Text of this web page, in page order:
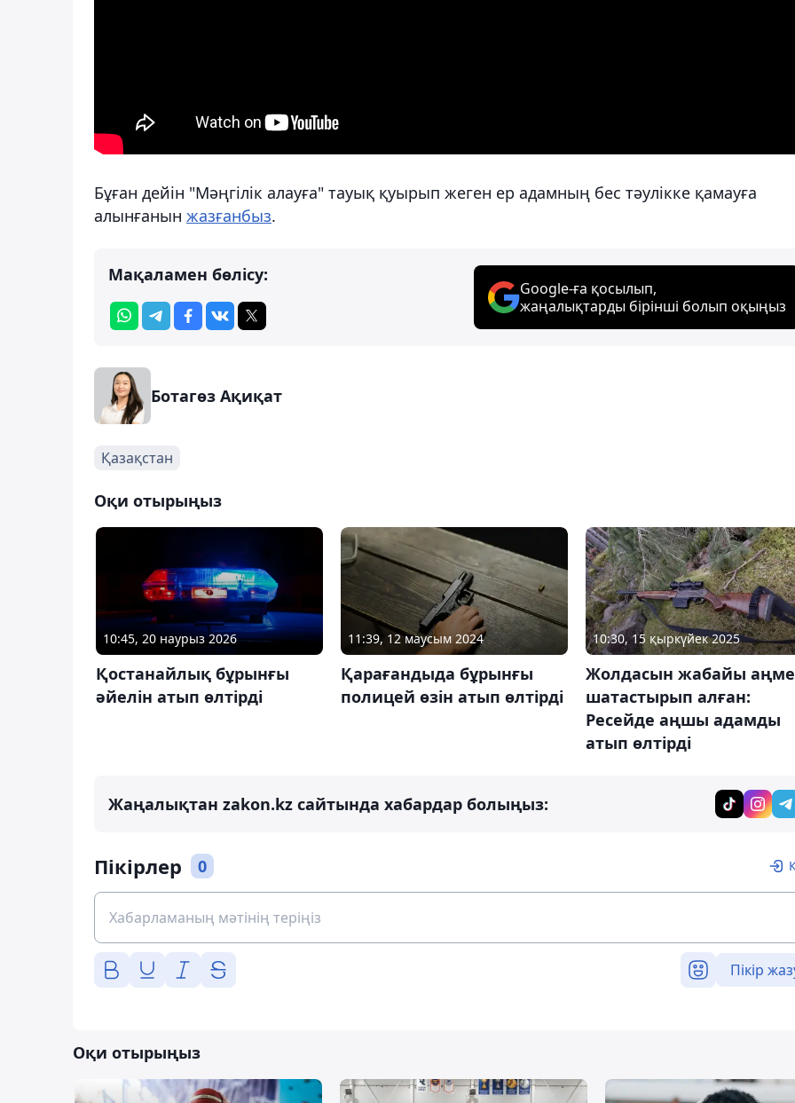
Бұған дейін "Мәңгілік алауға" тауық қуырып жеген ер адамның бес тәулікке қамауға
алынғанын жазғанбыз.
Мақаламен бөлісу:
Google-ға қосылып,
жаңалықтарды бірінші болып оқыңыз
Ботагөз Ақиқат
Қазақстан
Оқи отырыңыз
10:45, 20 наурыз 2026
Қостанайлық бұрынғы
әйелін атып өлтірді
11:39, 12 маусым 2024
Қарағандыда бұрынғы
полицей өзін атып өлтірді
10:30, 15 қыркүйек 2025
Жолдасын жабайы
шатастырып алған:
Ресейде аңшы адамды
атып өлтірді
Жаңалықтан zakon.kz сайтында хабардар болыңыз:
Пікірлер 0
Пікір
Оқи отырыңыз